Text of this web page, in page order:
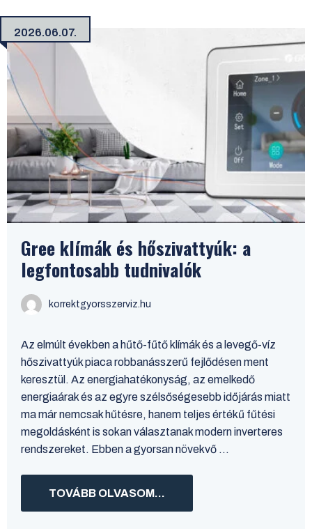
2026.06.07.
Gree klímák és hőszivattyúk: a
legfontosabb tudnivalók
korrektgyorsszerviz.hu
Az elmúlt években a hűtő-fűtő klímák és a levegő-víz
hőszivattyúk piaca robbanásszerű fejlődésen ment
keresztül. Az energiahatékonyság, az emelkedő
energiaárak és az egyre szélsőségesebb időjárás miatt
ma már nemcsak hűtésre, hanem teljes értékű fűtési
megoldásként is sokan választanak modern inverteres
rendszereket. Ebben a gyorsan növekvő ...
TOVÁBB OLVASOM...